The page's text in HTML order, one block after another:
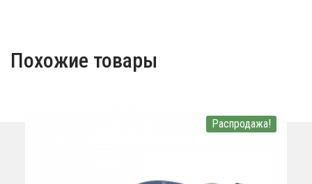
Похожие товары
Распродажа!